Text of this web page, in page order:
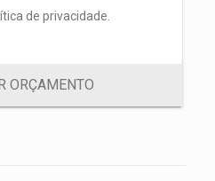
de privacidade.
ORÇAMENTO